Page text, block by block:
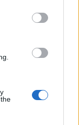
ΛΙΓΑ ΣΥΝΝΕΦΑ